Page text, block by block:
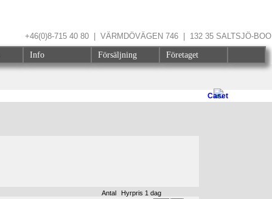
Caset
Antal Hyrpris 1 dag
+46(0)8-715 40 80 | VÄRMDÖVÄGEN 746 | 132 35 SALTSJÖ-BOO
Info Försäljning Företaget